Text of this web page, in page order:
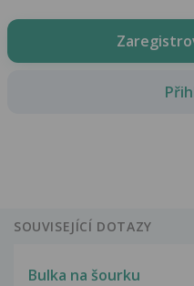
SOUVISEJÍCÍ DOTAZY
Bulka na šourku